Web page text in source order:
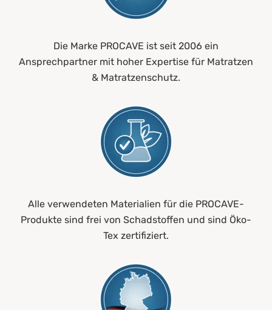
Die Marke PROCAVE ist seit 2006 ein
Ansprechpartner mit hoher Expertise für Matratzen
& Matratzenschutz.
Alle verwendeten Materialien für die PROCAVE-
Produkte sind frei von Schadstoffen und sind Öko-
Tex zertifiziert.